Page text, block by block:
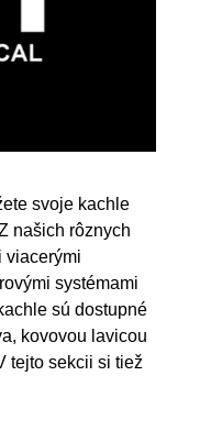
svoje kachle
našich rôznych
viacerými
systémami
sú dostupné
kovovou lavicou
tejto sekcii si tiež